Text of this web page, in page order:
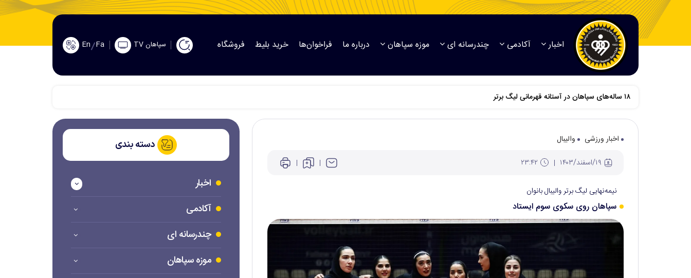
اخبار آکادمی چندرسانه ای موزه سپاهان درباره ما فراخوان‌ها خرید بلیط فروشگاه سپاهان TV Fa
En
اخبار ورزشی
والیبال
نیمه‌نهایی لیگ برتر والیبال بانوان
سپاهان روی سکوی سوم ایستاد
دسته بندی
اخبار
آکادمی
چندرسانه ای
موزه سپاهان